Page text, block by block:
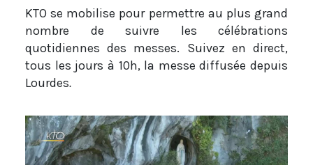
KTO se mobilise pour permettre au plus grand
nombre de suivre les célébrations
quotidiennes des messes. Suivez en direct,
tous les jours à 10h, la messe diffusée depuis
Lourdes.